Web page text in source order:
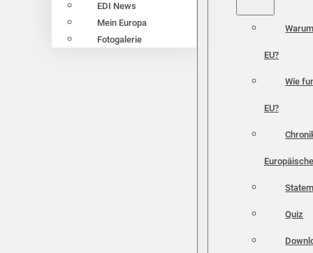
EDI News
Mein Europa
Fotogalerie
EU?
Wie
EU?
Quiz